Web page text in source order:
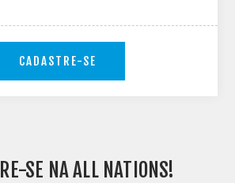
CADASTRE-SE
SE NA ALL NATIONS!